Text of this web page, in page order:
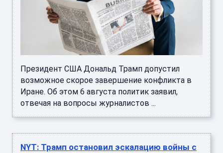
Президент США Дональд Трамп допустил
возможное скорое завершение конфликта в
Иране. Об этом 6 августа политик заявил,
отвечая на вопросы журналистов ...
NYT: Трамп остановил эскалацию войны с